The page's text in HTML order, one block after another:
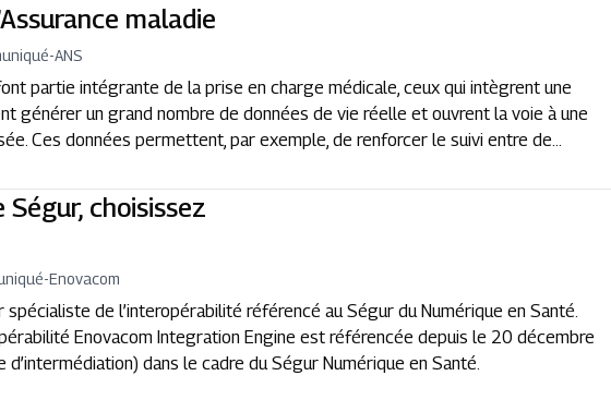
maladie
-ANS
partie intégrante de la prise en charge médicale, ceux qui intègrent une
générer un grand nombre de données de vie réelle et ouvrent la voie à une
Ces données permettent, par exemple, de renforcer le suivi entre de...
choisissez
-Enovacom
de l’interopérabilité référencé au Ségur du Numérique en Santé.
Enovacom Integration Engine est référencée depuis le 20 décembre
d’intermédiation) dans le cadre du Ségur Numérique en Santé.